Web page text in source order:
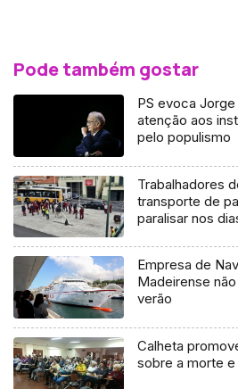
Pode também gostar
PS evoca
atenção aos
pelo populismo
Trabalhadores
transporte de
paralisar nos
Empresa de
Madeirense
verão
Calheta
sobre a morte e